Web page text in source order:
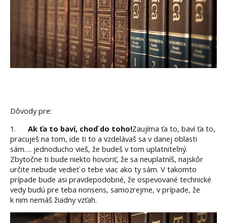
Dôvody pre:
1. Ak ťa to baví, choď do toho!Zaujíma ťa to, baví ťa to,
pracuješ na tom, ide ti to a vzdelávaš sa v danej oblasti
sám…. jednoducho vieš, že budeš v tom uplatniteľný.
Zbytočne ti bude niekto hovoriť, že sa neuplatníš, najskôr
určite nebude vedieť o tebe viac ako ty sám. V takomto
prípade bude asi pravdepodobné, že ospevované technické
vedy budú pre teba nonsens, samozrejme, v prípade, že
k nim nemáš žiadny vzťah.